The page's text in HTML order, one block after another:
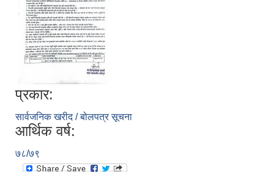
प्रकार:
सार्वजनिक खरीद / बोलपत्र सूचना
आर्थिक वर्ष:
७८/७९